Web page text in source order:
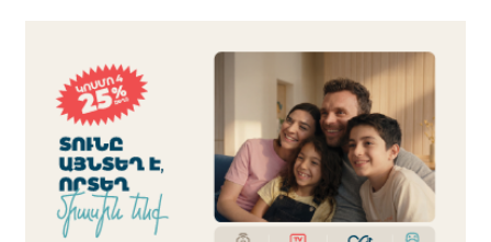
հարևանությամբ գտնվող աղբավայրում.
կրակն ու ծուխը տեսանելի են մի քանի
կիլոմետրից
5 ժամ առաջ
Հնդկաստանի և Իսրայելի վարչապետները
քննարկել են Մերձավոր Արևելքում տիրող
իրավիճակը